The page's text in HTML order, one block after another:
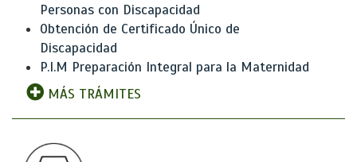
Personas con Discapacidad
Obtención de Certificado Único de
Discapacidad
P.I.M Preparación Integral para la Maternidad
MÁS TRÁMITES